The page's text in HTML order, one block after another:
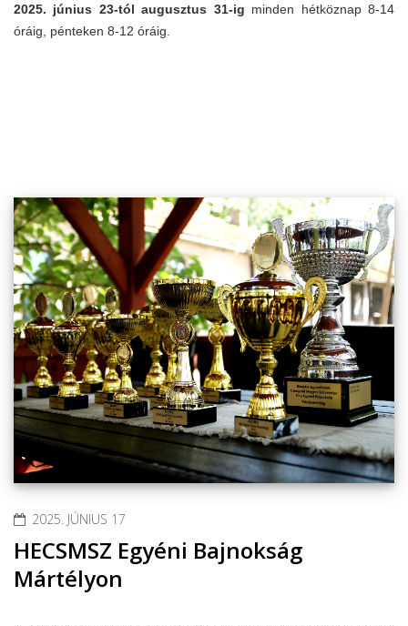
2025. június 23-tól augusztus 31-ig minden hétköznap 8-14
óráig, pénteken 8-12 óráig.
2025. JÚNIUS 17
HECSMSZ Egyéni Bajnokság
Mártélyon